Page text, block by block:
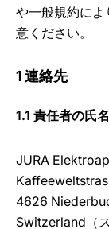
や一般規約に
意ください。
1 連絡先
1.1 責任者の氏
JURA
4626
Switzerland（ス